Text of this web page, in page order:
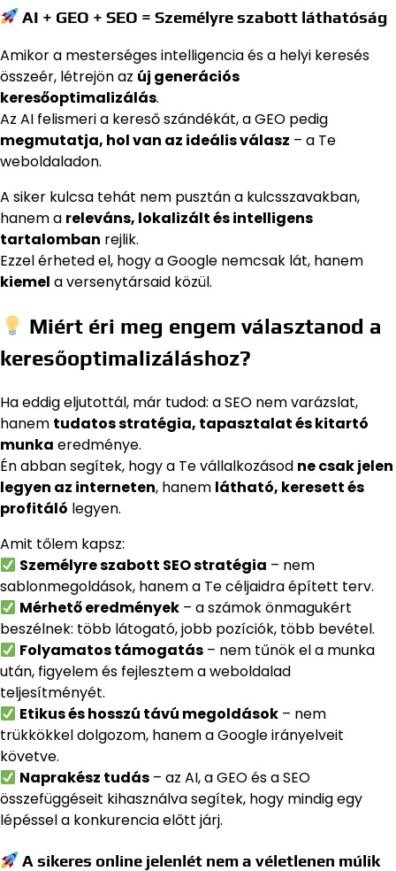
AI + GEO + SEO = Személyre szabott láthatóság
Amikor a mesterséges intelligencia és a helyi keresés
összeér, létrejön az új generációs
keresőoptimalizálás.
Az AI felismeri a kereső szándékát, a GEO pedig
megmutatja, hol van az ideális válasz – a Te
weboldaladon.
A siker kulcsa tehát nem pusztán a kulcsszavakban,
hanem a releváns, lokalizált és intelligens
tartalomban rejlik.
Ezzel érheted el, hogy a Google nemcsak lát, hanem
kiemel a versenytársaid közül.
Miért éri meg engem választanod a
keresőoptimalizáláshoz?
Ha eddig eljutottál, már tudod: a SEO nem varázslat,
hanem tudatos stratégia, tapasztalat és kitartó
munka eredménye.
Én abban segítek, hogy a Te vállalkozásod ne csak jelen
legyen az interneten, hanem látható, keresett és
profitáló legyen.
Amit tőlem kapsz:
Személyre szabott SEO stratégia – nem
sablonmegoldások, hanem a Te céljaidra épített terv.
Mérhető eredmények – a számok önmagukért
beszélnek: több látogató, jobb pozíciók, több bevétel.
Folyamatos támogatás – nem tűnök el a munka
után, figyelem és fejlesztem a weboldalad
teljesítményét.
Etikus és hosszú távú megoldások – nem
trükkökkel dolgozom, hanem a Google irányelveit
követve.
Naprakész tudás – az AI, a GEO és a SEO
összefüggéseit kihasználva segítek, hogy mindig egy
lépéssel a konkurencia előtt járj.
A sikeres online jelenlét nem a véletlenen múlik